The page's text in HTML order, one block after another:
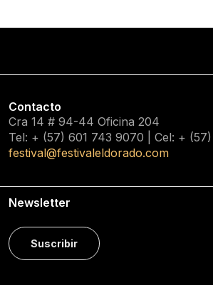
Contacto
Cra 14 # 94-44 Oficina 204
Tel: + (57) 601 743 9070 | Cel: + (57)
festival@festivaleldorado.com
Newsletter
Suscribir